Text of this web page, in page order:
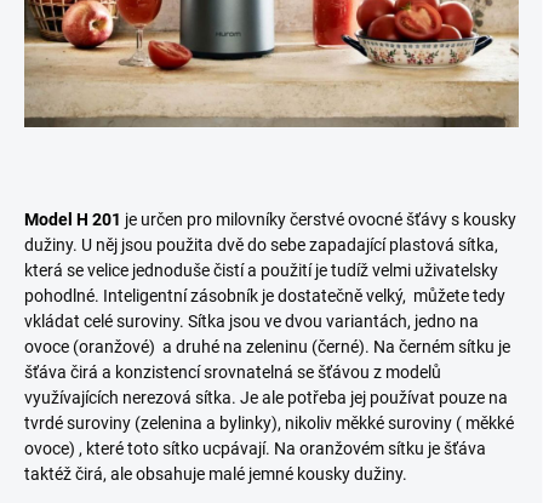
Model H 201 je určen pro milovníky čerstvé ovocné šťávy s kousky
dužiny. U něj jsou použita dvě do sebe zapadající plastová sítka,
která se velice jednoduše čistí a použití je tudíž velmi uživatelsky
pohodlné. Inteligentní zásobník je dostatečně velký, můžete tedy
vkládat celé suroviny. Sítka jsou ve dvou variantách, jedno na
ovoce (oranžové) a druhé na zeleninu (černé). Na černém sítku je
šťáva čirá a konzistencí srovnatelná se šťávou z modelů
využívajících nerezová sítka. Je ale potřeba jej používat pouze na
tvrdé suroviny (zelenina a bylinky), nikoliv měkké suroviny ( měkké
ovoce) , které toto sítko ucpávají. Na oranžovém sítku je šťáva
taktéž čirá, ale obsahuje malé jemné kousky dužiny.